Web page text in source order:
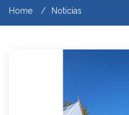
Home Notícias